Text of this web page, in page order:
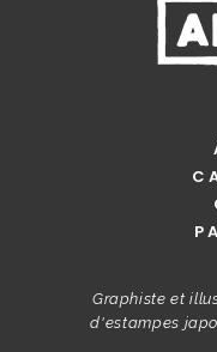
Graphiste et
d'estampes